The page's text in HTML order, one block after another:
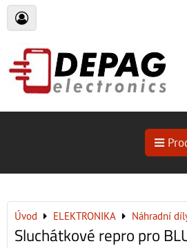
Úvod ELEKTRONIKA Náhradní
Sluchátkové repro pro